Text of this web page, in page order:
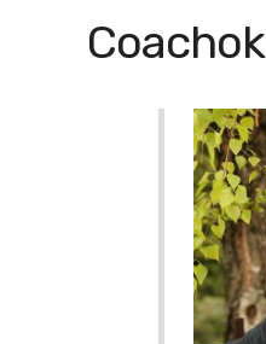
Coachok